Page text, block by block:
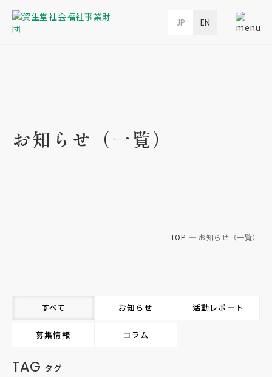
JP EN
お知らせ（一覧）
TOP お知らせ（一覧）
すべて お知らせ 活動レポート
募集情報 コラム
TAG タグ